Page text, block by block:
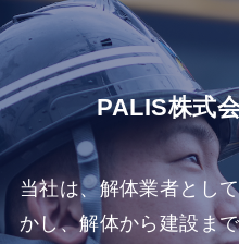
PALIS株式
当社は、解体業者とし
かし、解体から建設ま